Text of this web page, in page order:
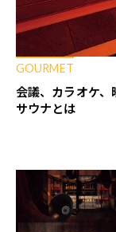
GOURMET
会議、カラオケ、
サウナとは